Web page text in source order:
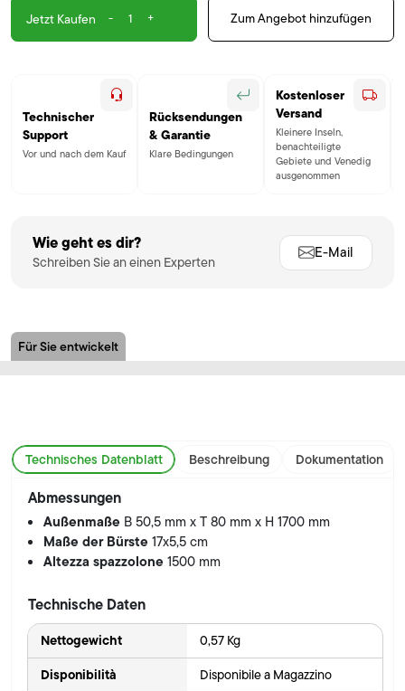
Jetzt Kaufen - + Zum Angebot hinzufügen
Technischer
Support
Vor und nach dem Kauf
Rücksendungen
& Garantie
Klare Bedingungen
Kostenloser
Versand
Kleinere Inseln,
benachteiligte
Gebiete und Venedig
ausgenommen
Wie geht es dir?
Schreiben Sie an einen Experten
E-Mail
Für Sie entwickelt
Technisches Datenblatt Beschreibung Dokumentation
Abmessungen
Außenmaße B 50,5 mm x T 80 mm x H 1700 mm
Maße der Bürste17x5,5 cm
Altezza spazzolone1500 mm
Technische Daten
Nettogewicht 0,57 Kg
Disponibilità Disponibile a Magazzino